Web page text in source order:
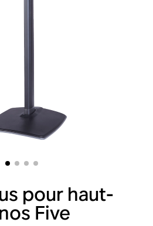
pour haut-
Five